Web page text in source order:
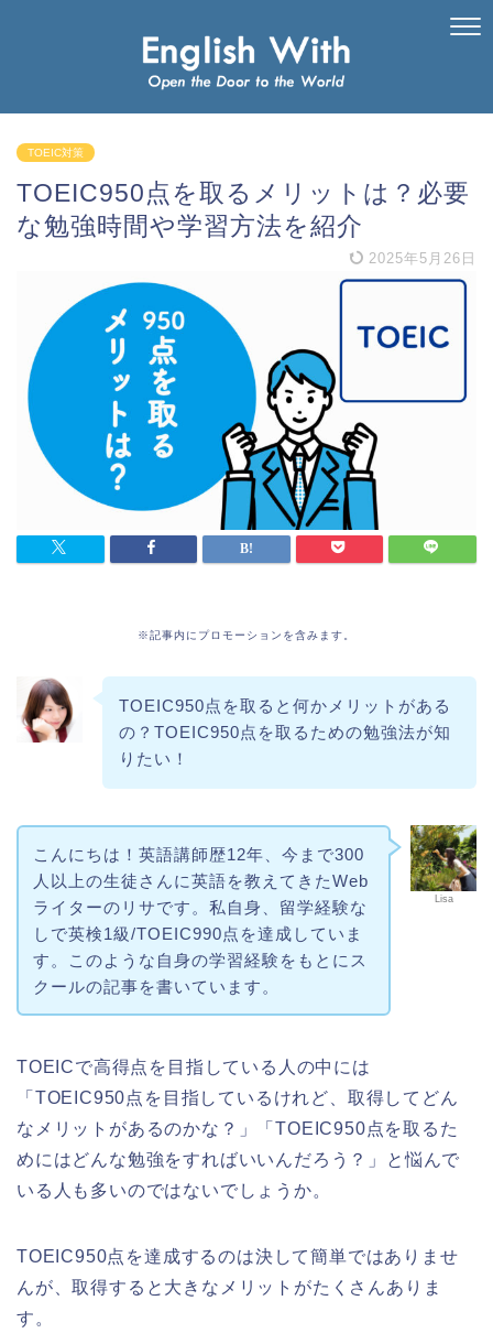
TOEIC対策
TOEIC950点を取るメリットは？必要
な勉強時間や学習方法を紹介
2025年5月26日
※記事内にプロモーションを含みます。
TOEIC950点を取ると何かメリットがある
の？TOEIC950点を取るための勉強法が知
りたい！
Lisa
こんにちは！英語講師歴12年、今まで300
人以上の生徒さんに英語を教えてきたWeb
ライターのリサです。私自身、留学経験な
しで英検1級/TOEIC990点を達成していま
す。このような自身の学習経験をもとにス
クールの記事を書いています。
TOEICで高得点を目指している人の中には
「TOEIC950点を目指しているけれど、取得してどん
なメリットがあるのかな？」「TOEIC950点を取るた
めにはどんな勉強をすればいいんだろう？」と悩んで
いる人も多いのではないでしょうか。
TOEIC950点を達成するのは決して簡単ではありませ
んが、取得すると大きなメリットがたくさんありま
す。